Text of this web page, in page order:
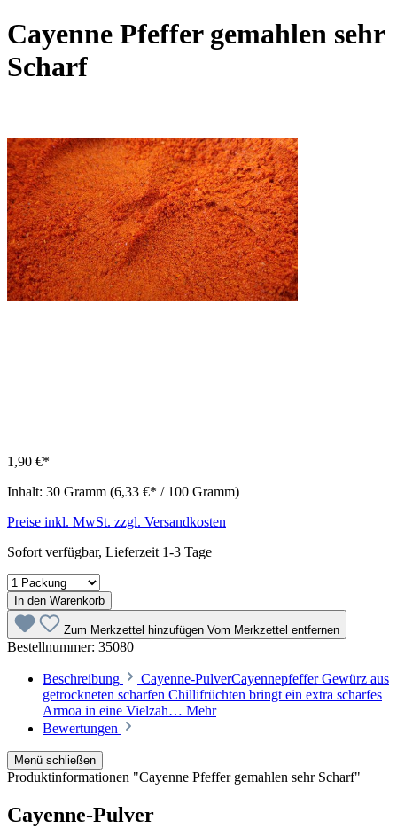
Cayenne Pfeffer gemahlen sehr
Scharf
1,90 €*
Inhalt: 30 Gramm (6,33 €* / 100 Gramm)
Preise inkl. MwSt. zzgl. Versandkosten
Sofort verfügbar, Lieferzeit 1-3 Tage
In den Warenkorb
Zum Merkzettel hinzufügen Vom Merkzettel entfernen
Bestellnummer: 35080
Beschreibung
Cayenne-PulverCayennepfeffer Gewürz aus
getrockneten scharfen Chillifrüchten bringt ein extra scharfes
Armoa in eine Vielzah… Mehr
Bewertungen
Menü schließen
Produktinformationen "Cayenne Pfeffer gemahlen sehr Scharf"
Cayenne-Pulver